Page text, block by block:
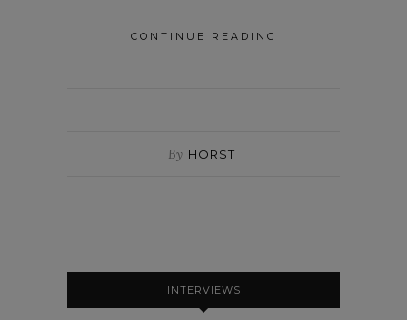
CONTINUE READING
By HORST
INTERVIEWS